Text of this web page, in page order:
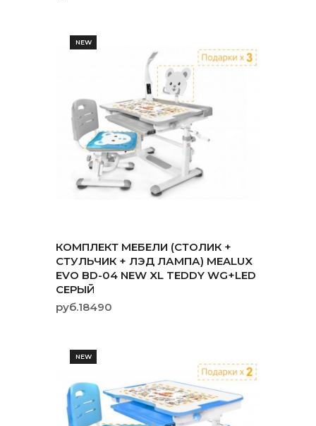
NEW
КОМПЛЕКТ МЕБЕЛИ (СТОЛИК +
СТУЛЬЧИК + ЛЭД ЛАМПА) MEALUX
EVO BD-04 NEW XL TEDDY WG+LED
СЕРЫЙ
руб.18490
NEW